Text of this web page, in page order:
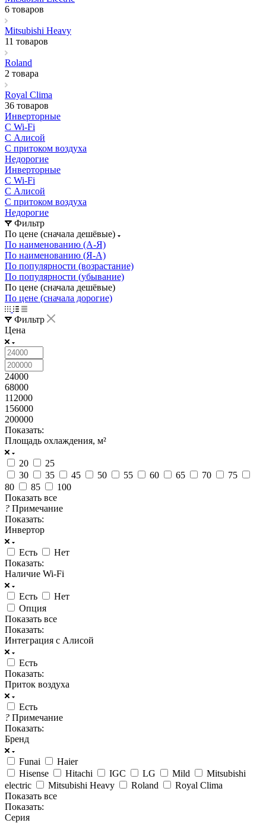
6 товаров
Mitsubishi Heavy
11 товаров
Roland
2 товара
Royal Clima
36 товаров
Инверторные
С Wi-Fi
С Алисой
С притоком воздуха
Недорогие
Инверторные
С Wi-Fi
С Алисой
С притоком воздуха
Недорогие
Фильтр
По цене (сначала дешёвые)
По наименованию (А-Я)
По наименованию (Я-А)
По популярности (возрастание)
По популярности (убывание)
По цене (сначала дешёвые)
По цене (сначала дорогие)
Фильтр
Цена
24000
68000
112000
156000
200000
Показать:
Площадь охлаждения, м²
20
25
30
35 45 50 55 60 65 70
75
80
85
100
Показать все
? Примечание
Показать:
Инвертор
Есть
Нет
Показать:
Наличие Wi-Fi
Есть
Нет
Опция
Показать все
Показать:
Интеграция с Алисой
Есть
Показать:
Приток воздуха
Есть
? Примечание
Показать:
Бренд
Funai
Haier
Hisense
Hitachi IGC LG Mild
Mitsubishi
electric
Mitsubishi Heavy Roland
Royal Clima
Показать все
Показать:
Серия